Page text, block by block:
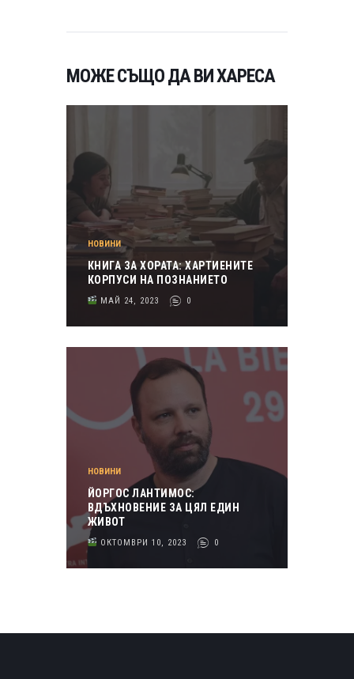
МОЖЕ СЪЩО ДА ВИ ХАРЕСА
НОВИНИ
КНИГА ЗА ХОРАТА: ХАРТИЕНИТЕ
КОРПУСИ НА ПОЗНАНИЕТО
МАЙ 24, 2023 0
НОВИНИ
ЙОРГОС ЛАНТИМОС:
ВДЪХНОВЕНИЕ ЗА ЦЯЛ ЕДИН
ЖИВОТ
ОКТОМВРИ 10, 2023 0